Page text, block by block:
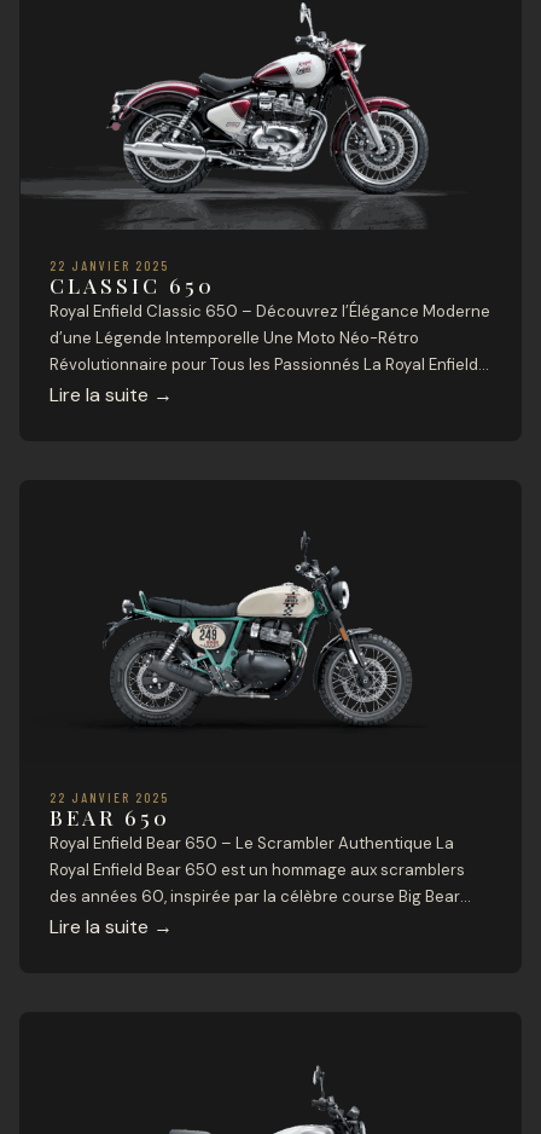
22 JANVIER 2025
CLASSIC 650
Royal Enfield Classic 650 – Découvrez l’Élégance Moderne
d’une Légende Intemporelle Une Moto Néo-Rétro
Révolutionnaire pour Tous les Passionnés La Royal Enfield
Classic 650 marque une nouvelle ère pour la marque
Lire la suite →
22 JANVIER 2025
BEAR 650
Royal Enfield Bear 650 – Le Scrambler Authentique La
Royal Enfield Bear 650 est un hommage aux scramblers
des années 60, inspirée par la célèbre course Big Bear
Run en Californie. Avec son look robuste, son moteur
Lire la suite →